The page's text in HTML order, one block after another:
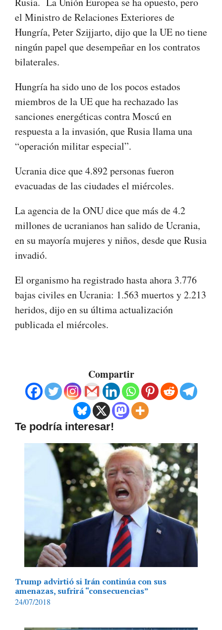
el Ministro de Relaciones Exteriores de
Hungría, Peter Szijjarto, dijo que la UE no tiene
ningún papel que desempeñar en los contratos
bilaterales.
Hungría ha sido uno de los pocos estados
miembros de la UE que ha rechazado las
sanciones energéticas contra Moscú en
respuesta a la invasión, que Rusia llama una
“operación militar especial”.
Ucrania dice que 4.892 personas fueron
evacuadas de las ciudades el miércoles.
La agencia de la ONU dice que más de 4.2
millones de ucranianos han salido de Ucrania,
en su mayoría mujeres y niños, desde que Rusia
invadió.
El organismo ha registrado hasta ahora 3.776
bajas civiles en Ucrania: 1.563 muertos y 2.213
heridos, dijo en su última actualización
publicada el miércoles.
Compartir
Te podría interesar!
Trump advirtió si Irán continúa con sus
amenazas, sufrirá “consecuencias”
24/07/2018